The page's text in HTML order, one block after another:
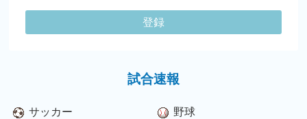
登録
試合速報
サッカー 野球